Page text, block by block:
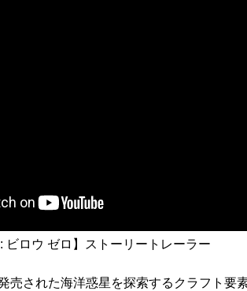
ロウ ゼロ】ストーリートレーラー
売された海洋惑星を探索するクラフト要